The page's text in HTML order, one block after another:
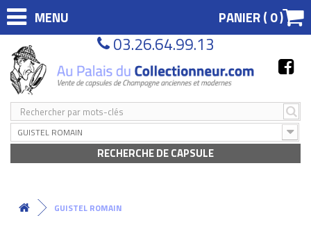
MENU PANIER (0)
03.26.64.99.13
GUISTEL ROMAIN
RECHERCHE DE CAPSULE
GUISTEL ROMAIN